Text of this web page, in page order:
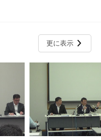
更に表示